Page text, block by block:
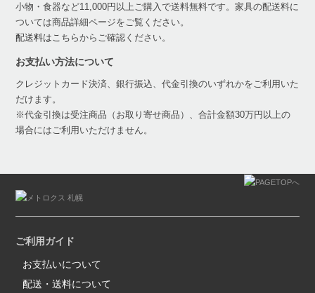
小物・食器など11,000円以上ご購入で送料無料です。家具の配送料に
ついては商品詳細ページをご覧ください。
配送料はこちらからご確認ください。
お支払い方法について
クレジットカード決済、銀行振込、代金引換のいずれかをご利用いた
だけます。
※代金引換は受注商品（お取り寄せ商品）、合計金額30万円以上の
場合にはご利用いただけません。
ご利用ガイド
お支払いについて
配送・送料について